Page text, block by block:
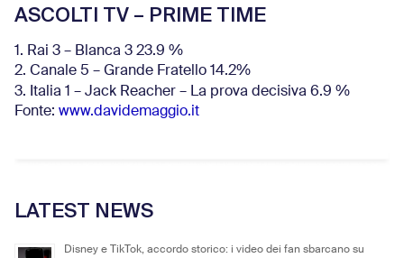
ASCOLTI TV – PRIME TIME
1. Rai 3 – Blanca 3 23.9 %
2. Canale 5 – Grande Fratello 14.2%
3. Italia 1 – Jack Reacher – La prova decisiva 6.9 %
Fonte: www.davidemaggio.it
LATEST NEWS
Disney e TikTok, accordo storico: i video dei fan sbarcano su